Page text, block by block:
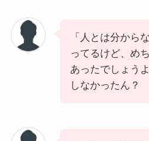
「人とは分から
ってるけど、め
あったでしょう
しなかったん？